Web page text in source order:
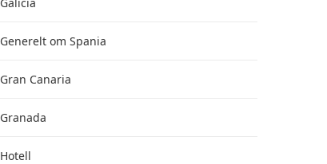
Generelt om Spania
Gran Canaria
Granada
Hotell